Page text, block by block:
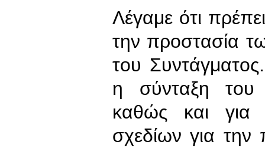
Λέγαμε ότι
την προστασία
του
η σύνταξη του
καθώς και για
σχεδίων για